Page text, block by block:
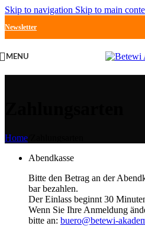
Skip to navigation Skip to main
Newsletter
MENU
Home
Abendkasse
Bitte den Betrag an der
bar bezahlen.
Der Einlass beginnt 30
Wenn Sie Ihre Anmeldung
bitte an: buero@betewi-